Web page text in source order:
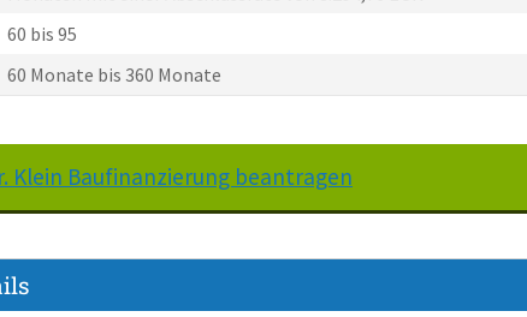
60 bis 95
60 Monate bis 360 Monate
Klein Baufinanzierung beantragen